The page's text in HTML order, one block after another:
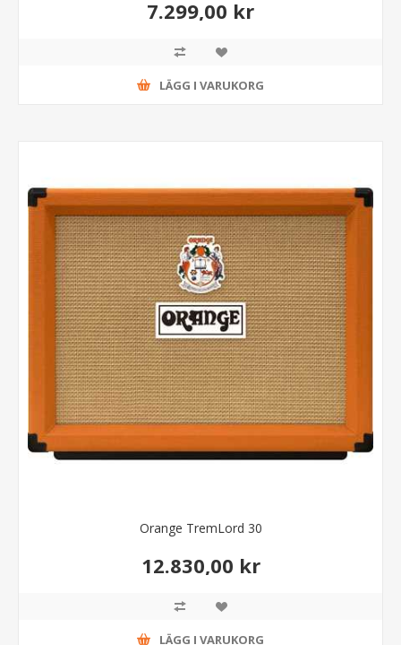
7.299,00 kr
LÄGG I VARUKORG
Orange TremLord 30
12.830,00 kr
LÄGG I VARUKORG